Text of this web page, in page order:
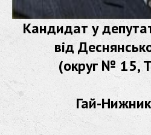
Кандидат у
від
(округ № 15,
Гай-